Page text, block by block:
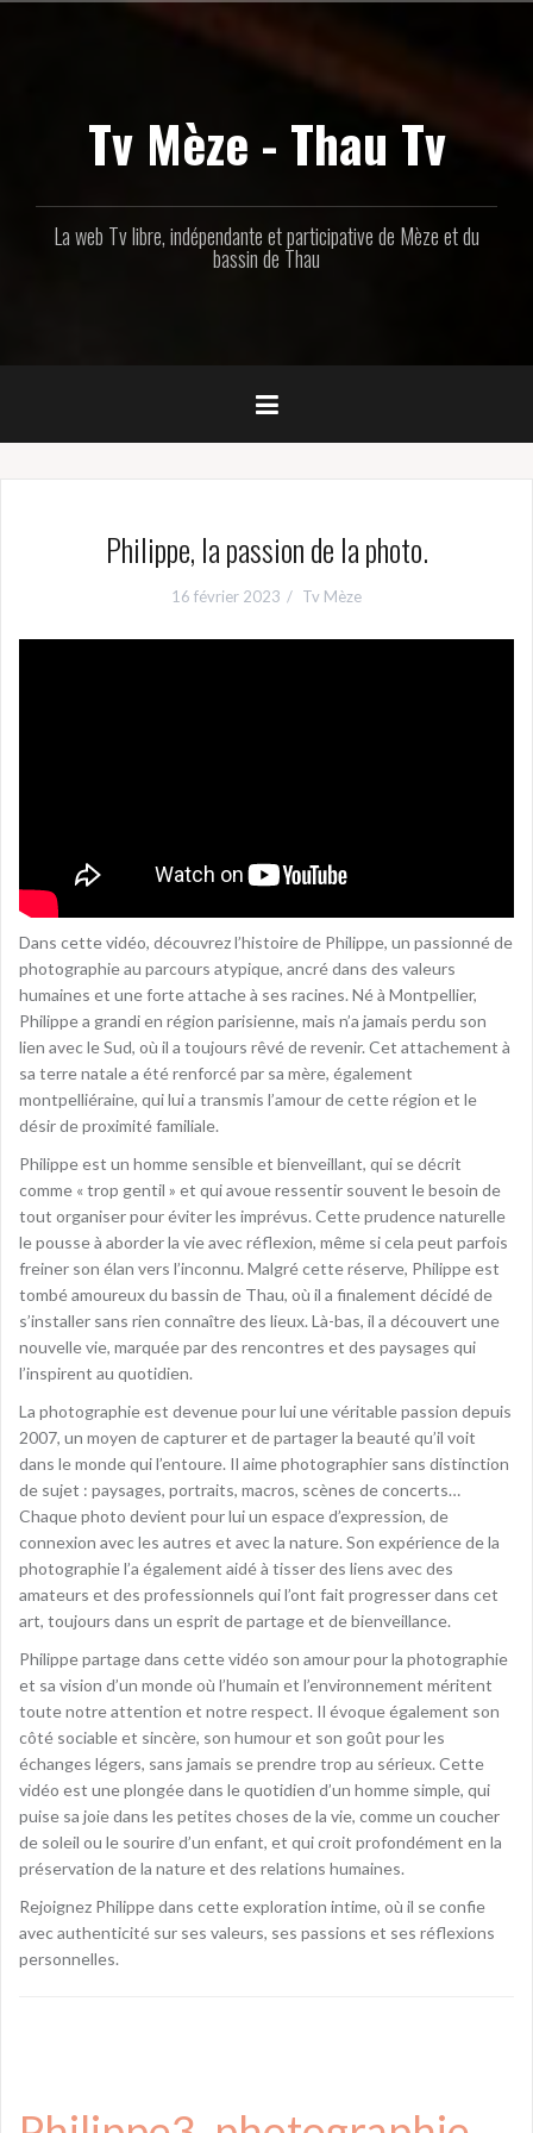
Tv Mèze - Thau Tv
La web Tv libre, indépendante et participative de Mèze et du
bassin de Thau
Philippe, la passion de la photo.
16 février 2023 Tv Mèze
Dans cette vidéo, découvrez l’histoire de Philippe, un passionné de
photographie au parcours atypique, ancré dans des valeurs
humaines et une forte attache à ses racines. Né à Montpellier,
Philippe a grandi en région parisienne, mais n’a jamais perdu son
lien avec le Sud, où il a toujours rêvé de revenir. Cet attachement à
sa terre natale a été renforcé par sa mère, également
montpelliéraine, qui lui a transmis l’amour de cette région et le
désir de proximité familiale.
Philippe est un homme sensible et bienveillant, qui se décrit
comme « trop gentil » et qui avoue ressentir souvent le besoin de
tout organiser pour éviter les imprévus. Cette prudence naturelle
le pousse à aborder la vie avec réflexion, même si cela peut parfois
freiner son élan vers l’inconnu. Malgré cette réserve, Philippe est
tombé amoureux du bassin de Thau, où il a finalement décidé de
s’installer sans rien connaître des lieux. Là-bas, il a découvert une
nouvelle vie, marquée par des rencontres et des paysages qui
l’inspirent au quotidien.
La photographie est devenue pour lui une véritable passion depuis
2007, un moyen de capturer et de partager la beauté qu’il voit
dans le monde qui l’entoure. Il aime photographier sans distinction
de sujet : paysages, portraits, macros, scènes de concerts…
Chaque photo devient pour lui un espace d’expression, de
connexion avec les autres et avec la nature. Son expérience de la
photographie l’a également aidé à tisser des liens avec des
amateurs et des professionnels qui l’ont fait progresser dans cet
art, toujours dans un esprit de partage et de bienveillance.
Philippe partage dans cette vidéo son amour pour la photographie
et sa vision d’un monde où l’humain et l’environnement méritent
toute notre attention et notre respect. Il évoque également son
côté sociable et sincère, son humour et son goût pour les
échanges légers, sans jamais se prendre trop au sérieux. Cette
vidéo est une plongée dans le quotidien d’un homme simple, qui
puise sa joie dans les petites choses de la vie, comme un coucher
de soleil ou le sourire d’un enfant, et qui croit profondément en la
préservation de la nature et des relations humaines.
Rejoignez Philippe dans cette exploration intime, où il se confie
avec authenticité sur ses valeurs, ses passions et ses réflexions
personnelles.